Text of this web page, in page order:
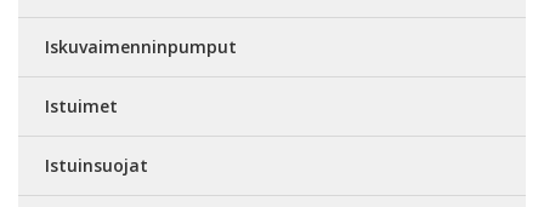
Iskuvaimenninpumput
Istuimet
Istuinsuojat